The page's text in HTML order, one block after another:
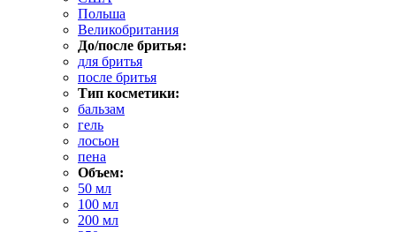
Польша
Великобритания
До/после бритья:
для бритья
после бритья
Тип косметики:
бальзам
гель
лосьон
пена
Объем:
50 мл
100 мл
200 мл